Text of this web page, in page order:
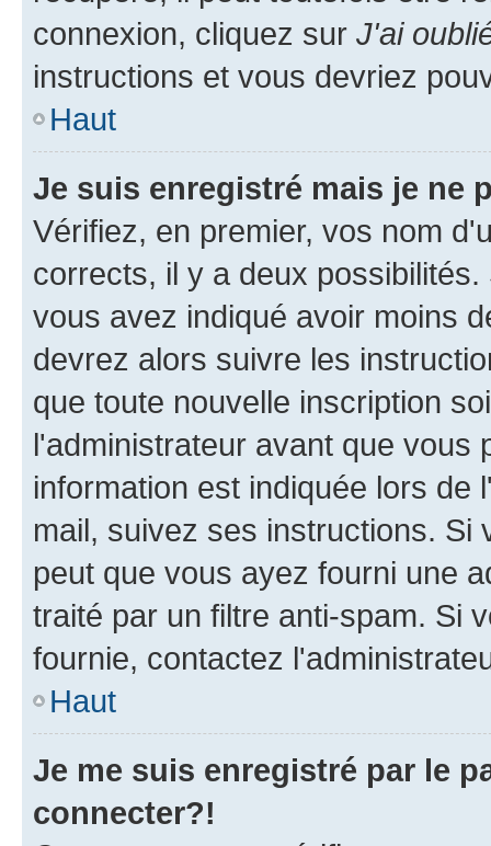
connexion, cliquez sur J'ai
instructions et vous devriez
Haut
Je suis enregistré mais je ne
Vérifiez, en premier, vos nom
corrects, il y a deux
vous avez indiqué avoir moins
devrez alors suivre les
que toute nouvelle inscription
l'administrateur avant que vous
information est indiquée lors
mail, suivez ses instructions.
peut que vous ayez fourni une
traité par un filtre anti-spam. Si
fournie, contactez
Haut
Je me suis enregistré par le
connecter?!